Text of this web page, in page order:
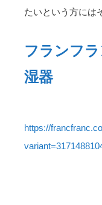
たいという方には
フランフ
湿器
https://